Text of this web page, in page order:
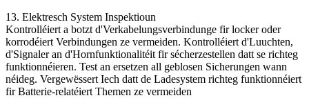
13. Elektresch System Inspektioun
Kontrolléiert a botzt d'Verkabelungsverbindunge fir locker oder
korrodéiert Verbindungen ze vermeiden. Kontrolléiert d'Luuchten,
d'Signaler an d'Hornfunktionalitéit fir sécherzestellen datt se richteg
funktionnéieren. Test an ersetzen all geblosen Sicherungen wann
néideg. Vergewëssert Iech datt de Ladesystem richteg funktionnéiert
fir Batterie-relatéiert Themen ze vermeiden